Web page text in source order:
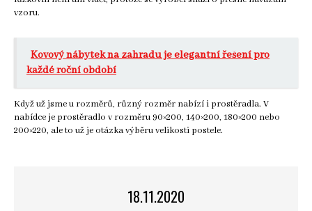
vzoru.
Kovový nábytek na zahradu je elegantní řešení pro
každé roční období
Když už jsme u rozměrů, různý rozměr nabízí i prostěradla. V
nabídce je prostěradlo v rozměru 90×200, 140×200, 180×200 nebo
200×220, ale to už je otázka výběru velikosti postele.
18.11.2020